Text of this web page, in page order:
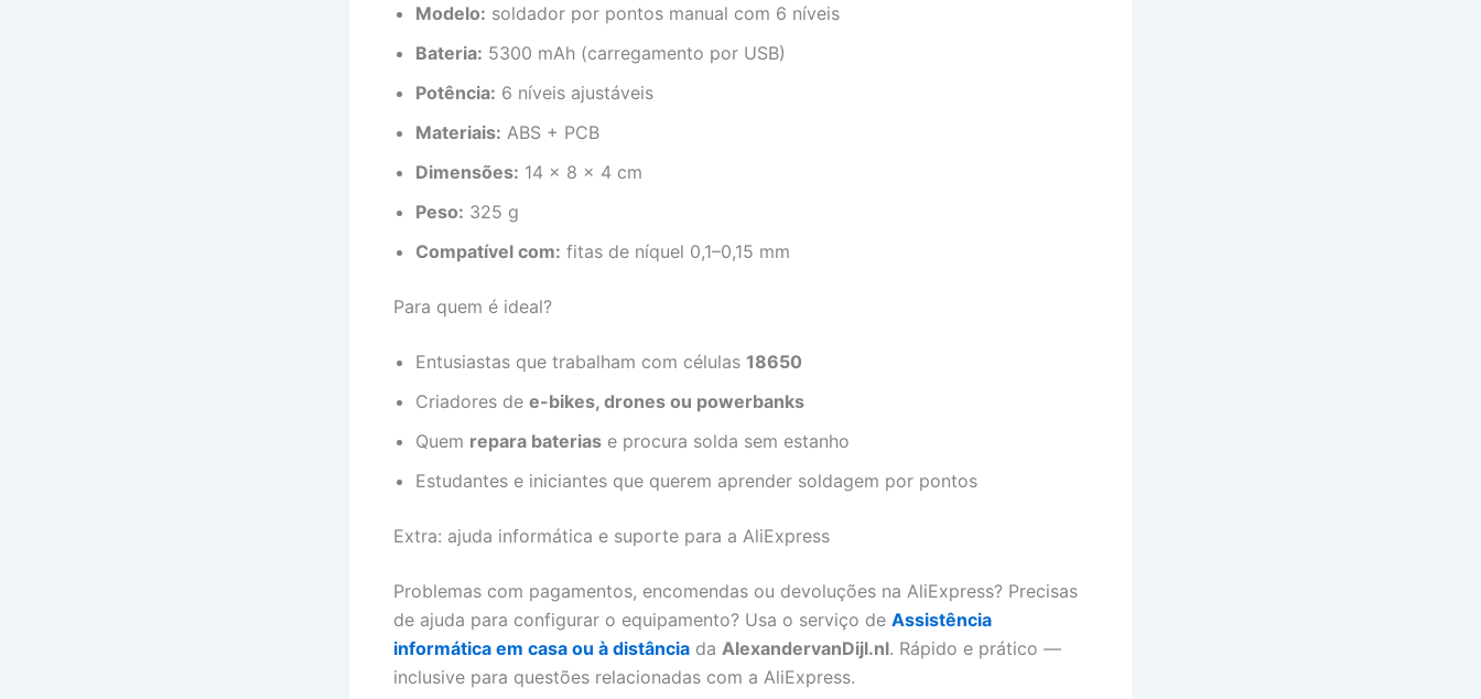
Modelo: soldador por pontos manual com 6 níveis
Bateria: 5300 mAh (carregamento por USB)
Potência: 6 níveis ajustáveis
Materiais: ABS + PCB
Dimensões: 14 × 8 × 4 cm
Peso: 325 g
Compatível com: fitas de níquel 0,1–0,15 mm
Para quem é ideal?
Entusiastas que trabalham com células 18650
Criadores de e-bikes, drones ou powerbanks
Quem repara baterias e procura solda sem estanho
Estudantes e iniciantes que querem aprender soldagem por pontos
Extra: ajuda informática e suporte para a AliExpress
Problemas com pagamentos, encomendas ou devoluções na AliExpress? Precisas
de ajuda para configurar o equipamento? Usa o serviço de Assistência
informática em casa ou à distância da AlexandervanDijl.nl. Rápido e prático —
inclusive para questões relacionadas com a AliExpress.